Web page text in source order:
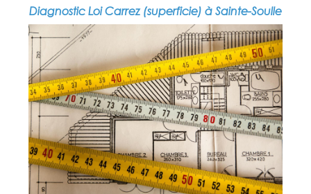
Diagnostic Loi Carrez (superficie) à Sainte-Soulle